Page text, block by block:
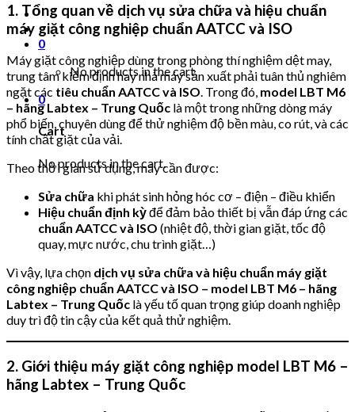
0
No products in the cart.
0
Cart
No products in the cart.
1. Tổng quan về dịch vụ sửa chữa và hiệu chuẩn
máy giặt công nghiệp chuẩn AATCC và ISO
Máy giặt công nghiệp dùng trong phòng thí nghiệm dệt may,
trung tâm kiểm định hay nhà máy sản xuất phải tuân thủ nghiêm
ngặt các tiêu chuẩn AATCC và ISO. Trong đó, model LBT M6
– hãng Labtex – Trung Quốc là một trong những dòng máy
phổ biến, chuyên dùng để thử nghiệm độ bền màu, co rút, và các
tính chất giặt của vải.
Theo thời gian sử dụng, máy cần được:
Sửa chữa khi phát sinh hỏng hóc cơ – điện – điều khiển
Hiệu chuẩn định kỳđể đảm bảo thiết bị vẫn đáp ứng các
chuẩn AATCC và ISO (nhiệt độ, thời gian giặt, tốc độ
quay, mực nước, chu trình giặt…)
Vì vậy, lựa chọn dịch vụ sửa chữa và hiệu chuẩn máy giặt
công nghiệp chuẩn AATCC và ISO – model LBT M6 – hãng
Labtex – Trung Quốc là yếu tố quan trọng giúp doanh nghiệp
duy trì độ tin cậy của kết quả thử nghiệm.
2. Giới thiệu máy giặt công nghiệp model LBT M6 –
hãng Labtex – Trung Quốc